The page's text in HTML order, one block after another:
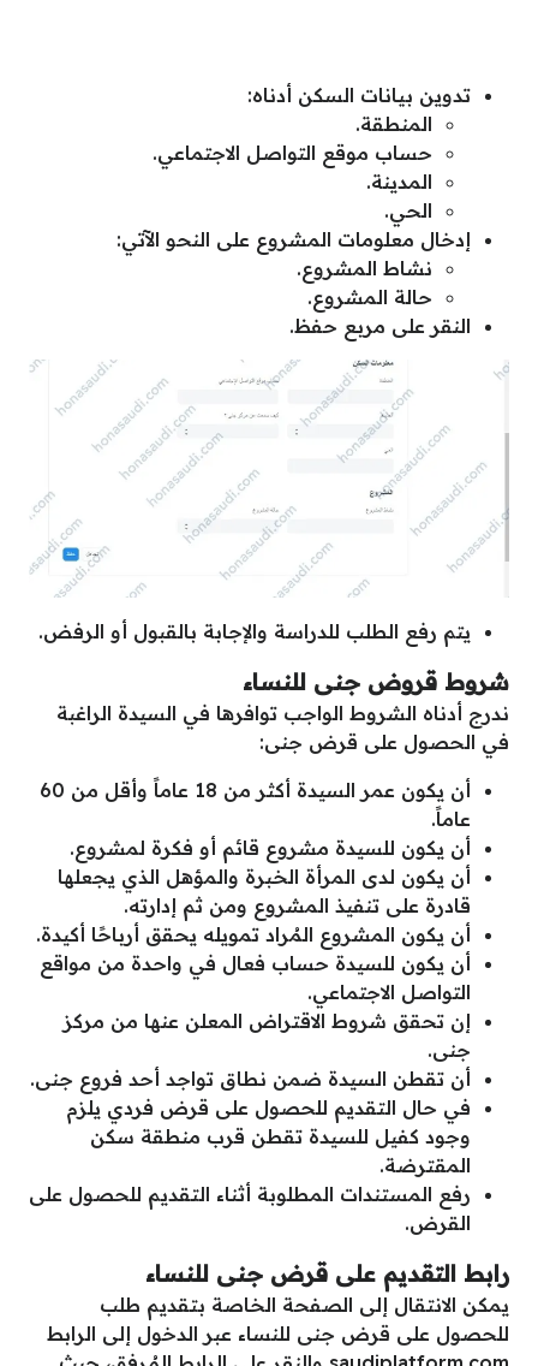
تدوين بيانات السكن أدناه:
المنطقة.
حساب موقع التواصل الاجتماعي.
المدينة.
الحي.
إدخال معلومات المشروع على النحو الآتي:
نشاط المشروع.
حالة المشروع.
النقر على مربع حفظ.
يتم رفع الطلب للدراسة والإجابة بالقبول أو الرفض.
شروط قروض جنى للنساء
ندرج أدناه الشروط الواجب توافرها في السيدة الراغبة
في الحصول على قرض جنى:
أن يكون عمر السيدة أكثر من 18 عاماً وأقل من 60
عاماً.
أن يكون للسيدة مشروع قائم أو فكرة لمشروع.
أن يكون لدى المرأة الخبرة والمؤهل الذي يجعلها
قادرة على تنفيذ المشروع ومن ثم إدارته.
أن يكون المشروع المُراد تمويله يحقق أرباحًا أكيدة.
أن يكون للسيدة حساب فعال في واحدة من مواقع
التواصل الاجتماعي.
إن تحقق شروط الاقتراض المعلن عنها من مركز
جنى.
أن تقطن السيدة ضمن نطاق تواجد أحد فروع جنى.
في حال التقديم للحصول على قرض فردي يلزم
وجود كفيل للسيدة تقطن قرب منطقة سكن
المقترضة.
رفع المستندات المطلوبة أثناء التقديم للحصول على
القرض.
رابط التقديم على قرض جنى للنساء
يمكن الانتقال إلى الصفحة الخاصة بتقديم طلب
للحصول على قرض جنى للنساء عبر الدخول إلى الرابط